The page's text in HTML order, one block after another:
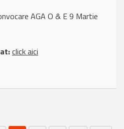
AGA O & E 9 Martie
click aici